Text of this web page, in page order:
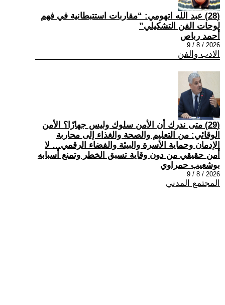
(28) عبد الله اتهومي: “مقاربات استتبطانية في فهم
لوحات الفن التشكيلي”
أحمد رباص
2026 / 8 / 9
الادب والفن
(29) متى ندرك أن الأمن سلوك وليس جهازًا؟ الأمن
الوقائي: من التعليم والصحة والغذاء إلى محاربة
الإدمان وحماية الأسرة والبيئة والفضاء الرقمي… لا
أمن حقيقي من دون وقاية تسبق الخطر وتمنع أسبابه
بوشعيب حمراوي
2026 / 8 / 9
المجتمع المدني